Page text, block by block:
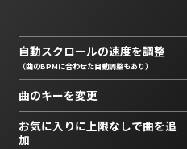
自動スクロールの速度を調整
（曲のBPMに合わせた自動調整もあり）
曲のキーを変更
お気に入りに上限なしで曲を追
加